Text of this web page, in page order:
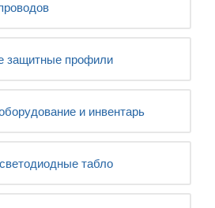
защитные профили
и инвентарь
табло